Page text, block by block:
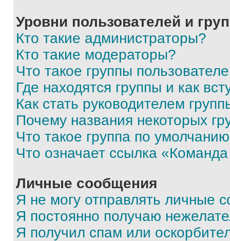
Уровни пользователей и
Кто такие администраторы?
Кто такие модераторы?
Что такое группы
Где находятся группы и как
Как стать руководителем
Почему названия некоторых
Что такое группа по
Что означает ссылка
Личные сообщения
Я не могу отправлять личные
Я постоянно получаю
Я получил спам или